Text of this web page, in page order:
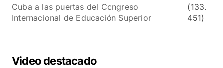
Cuba a las puertas del Congreso
Internacional de Educación Superior
(133.
451)
Video destacado